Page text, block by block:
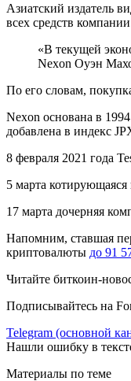
Азиатский издатель
всех средств
«В текущей
Nexon Оуэн
По его словам,
Nexon основана в
добавлена в индекс
8 февраля 2021 года
5 марта
17 марта дочерняя
Напомним, ставшая
криптовалюты до 91
Читайте биткоин-
Подписывайтесь на
Telegram (основной
Нашли ошибку в
Материалы по теме